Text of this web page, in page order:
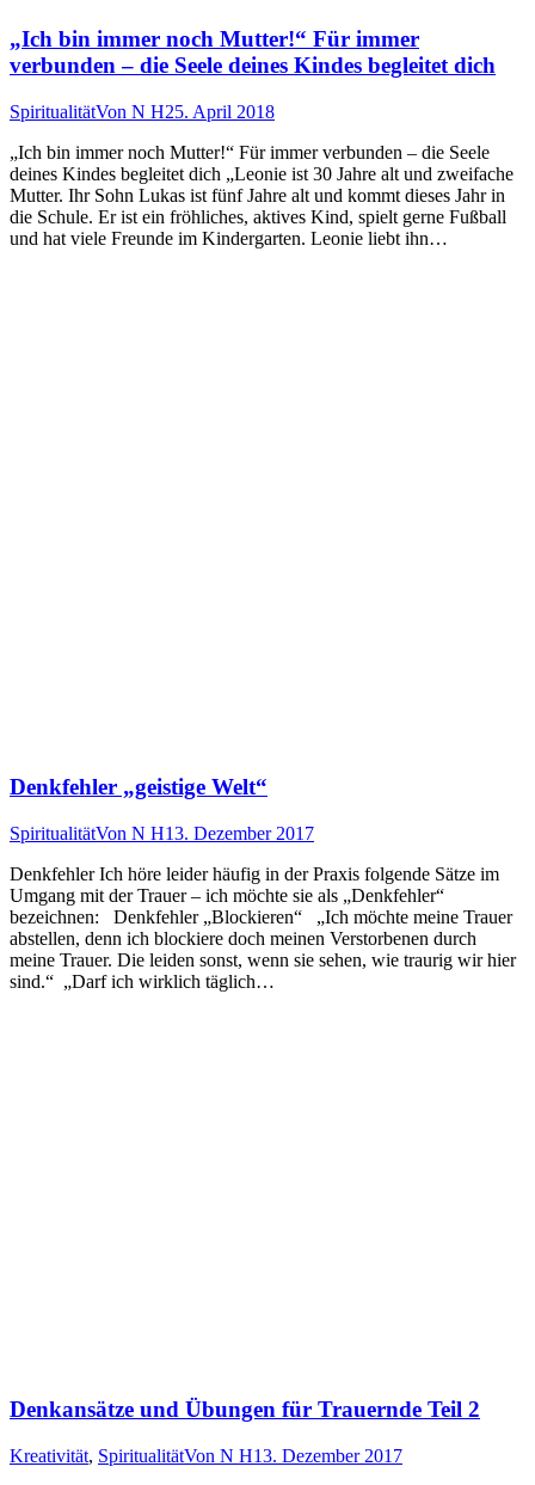
„Ich bin immer noch Mutter!“ Für immer
verbunden – die Seele deines Kindes begleitet dich
SpiritualitätVon N H25. April 2018
„Ich bin immer noch Mutter!“ Für immer verbunden – die Seele
deines Kindes begleitet dich „Leonie ist 30 Jahre alt und zweifache
Mutter. Ihr Sohn Lukas ist fünf Jahre alt und kommt dieses Jahr in
die Schule. Er ist ein fröhliches, aktives Kind, spielt gerne Fußball
und hat viele Freunde im Kindergarten. Leonie liebt ihn…
Denkfehler „geistige Welt“
SpiritualitätVon N H13. Dezember 2017
Denkfehler Ich höre leider häufig in der Praxis folgende Sätze im
Umgang mit der Trauer – ich möchte sie als „Denkfehler“
bezeichnen: Denkfehler „Blockieren“ „Ich möchte meine Trauer
abstellen, denn ich blockiere doch meinen Verstorbenen durch
meine Trauer. Die leiden sonst, wenn sie sehen, wie traurig wir hier
sind.“ „Darf ich wirklich täglich…
Denkansätze und Übungen für Trauernde Teil 2
Kreativität, SpiritualitätVon N H13. Dezember 2017